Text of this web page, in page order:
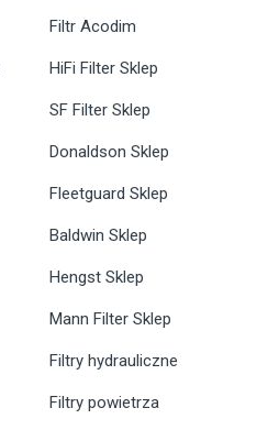
Filtr Acodim
HiFi Filter Sklep
SF Filter Sklep
Donaldson Sklep
Fleetguard Sklep
Baldwin Sklep
Hengst Sklep
Mann Filter Sklep
Filtry hydrauliczne
Filtry powietrza